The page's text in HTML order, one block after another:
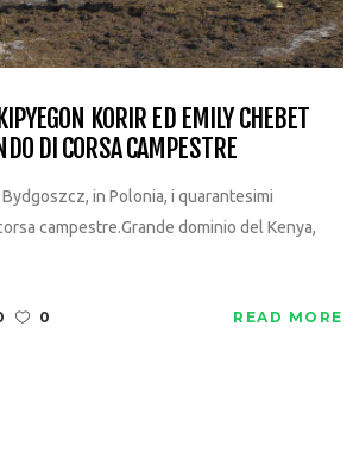
KORIR ED EMILY CHEBET
DI CORSA CAMPESTRE
in Polonia, i quarantesimi
campestre.Grande dominio del Kenya,
0 READ MORE